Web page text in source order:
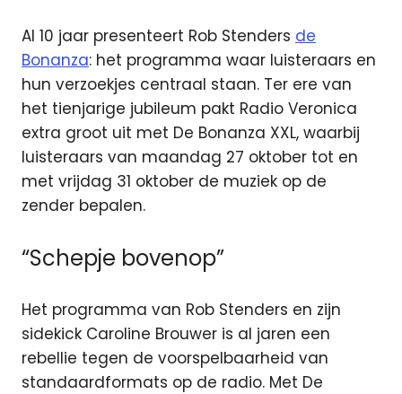
Al 10 jaar presenteert Rob Stenders de
Bonanza: het programma waar luisteraars en
hun verzoekjes centraal staan. Ter ere van
het tienjarige jubileum pakt Radio Veronica
extra groot uit met De Bonanza XXL, waarbij
luisteraars van maandag 27 oktober tot en
met vrijdag 31 oktober de muziek op de
zender bepalen.
“Schepje bovenop”
Het programma van Rob Stenders en zijn
sidekick Caroline Brouwer is al jaren een
rebellie tegen de voorspelbaarheid van
standaardformats op de radio. Met De